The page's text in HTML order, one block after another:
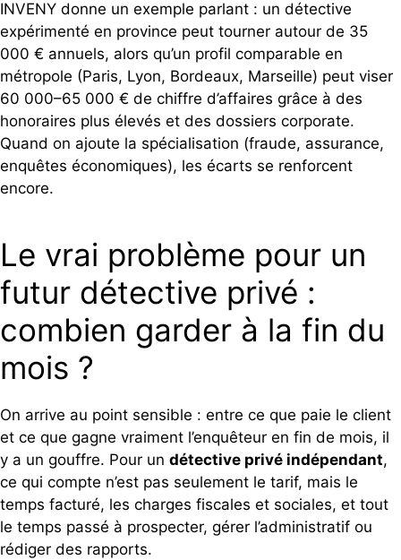
INVENY donne un exemple parlant : un détective
expérimenté en province peut tourner autour de 35
000 € annuels, alors qu’un profil comparable en
métropole (Paris, Lyon, Bordeaux, Marseille) peut viser
60 000–65 000 € de chiffre d’affaires grâce à des
honoraires plus élevés et des dossiers corporate.
Quand on ajoute la spécialisation (fraude, assurance,
enquêtes économiques), les écarts se renforcent
encore.
Le vrai problème pour un
futur détective privé :
combien garder à la fin du
mois ?
On arrive au point sensible : entre ce que paie le client
et ce que gagne vraiment l’enquêteur en fin de mois, il
y a un gouffre. Pour un détective privé indépendant,
ce qui compte n’est pas seulement le tarif, mais le
temps facturé, les charges fiscales et sociales, et tout
le temps passé à prospecter, gérer l’administratif ou
rédiger des rapports.